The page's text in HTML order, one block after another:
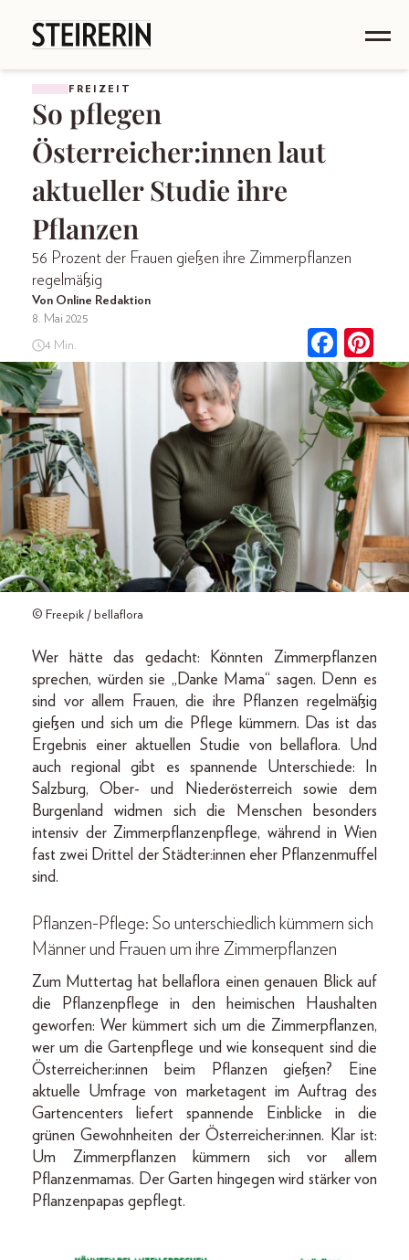
FREIZEIT
So pflegen
Österreicher:innen laut
aktueller Studie ihre
Pflanzen
56 Prozent der Frauen gießen ihre Zimmerpflanzen
regelmäßig
Von Online Redaktion
8. Mai 2025
4 Min.
© Freepik / bellaflora
Wer hätte das gedacht: Könnten Zimmerpflanzen
sprechen, würden sie „Danke Mama“ sagen. Denn es
sind vor allem Frauen, die ihre Pflanzen regelmäßig
gießen und sich um die Pflege kümmern. Das ist das
Ergebnis einer aktuellen Studie von bellaflora. Und
auch regional gibt es spannende Unterschiede: In
Salzburg, Ober- und Niederösterreich sowie dem
Burgenland widmen sich die Menschen besonders
intensiv der Zimmerpflanzenpflege, während in Wien
fast zwei Drittel der Städter:innen eher Pflanzenmuffel
sind.
Pflanzen-Pflege: So unterschiedlich kümmern sich
Männer und Frauen um ihre Zimmerpflanzen
Zum Muttertag hat bellaflora einen genauen Blick auf
die Pflanzenpflege in den heimischen Haushalten
geworfen: Wer kümmert sich um die Zimmerpflanzen,
wer um die Gartenpflege und wie konsequent sind die
Österreicher:innen beim Pflanzen gießen? Eine
aktuelle Umfrage von marketagent im Auftrag des
Gartencenters liefert spannende Einblicke in die
grünen Gewohnheiten der Österreicher:innen. Klar ist:
Um Zimmerpflanzen kümmern sich vor allem
Pflanzenmamas. Der Garten hingegen wird stärker von
Pflanzenpapas gepflegt.